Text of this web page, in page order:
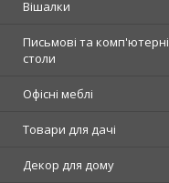
Вішалки
Письмові та комп'ютерні
столи
Офісні меблі
Товари для дачі
Декор для дому